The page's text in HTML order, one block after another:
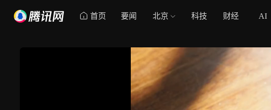
首页 要闻 北京 科技 财经 AI